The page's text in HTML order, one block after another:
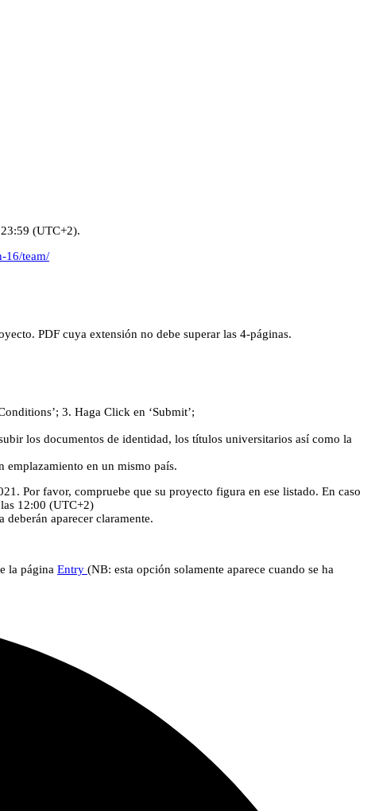
(UTC+2).
16/team/
PDF cuya extensión no debe superar las 4-páginas.
3. Haga Click en ‘Submit’;
los documentos de identidad, los títulos universitarios así como la
emplazamiento en un mismo país.
Por favor, compruebe que su proyecto figura en ese listado. En caso
12:00 (UTC+2)
aparecer claramente.
la página Entry (NB: esta opción solamente aparece cuando se ha